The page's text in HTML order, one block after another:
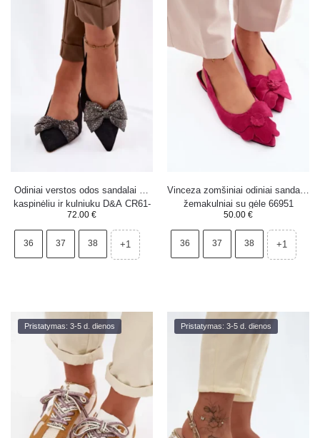
Odiniai verstos odos sandalai su
kaspinėliu ir kulniuku D&A CR61-
3130 juodi
72.00 €
36 37 38 +1
Vinceza zomšiniai odiniai sandalai
žemakulniai su gėle 66951
Fuchsia
50.00 €
36 37 38 +1
Pristatymas: 3-5 d. dienos Pristatymas: 3-5 d. dienos